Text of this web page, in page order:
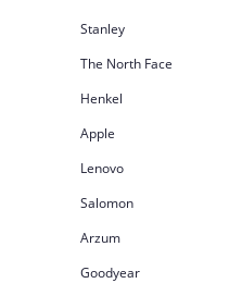
Stanley
The North Face
Henkel
Apple
Lenovo
Salomon
Arzum
Goodyear